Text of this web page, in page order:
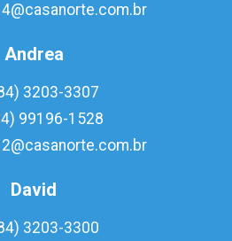
Andrea
3203-3307
99196-1528
David
3203-3300